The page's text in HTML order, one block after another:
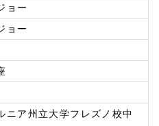
ョー
ョー
ニア州立大学フレズノ校中